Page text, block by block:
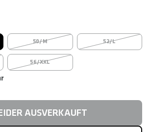
50/M 52/L
56/XXL
AUSVERKAUFT